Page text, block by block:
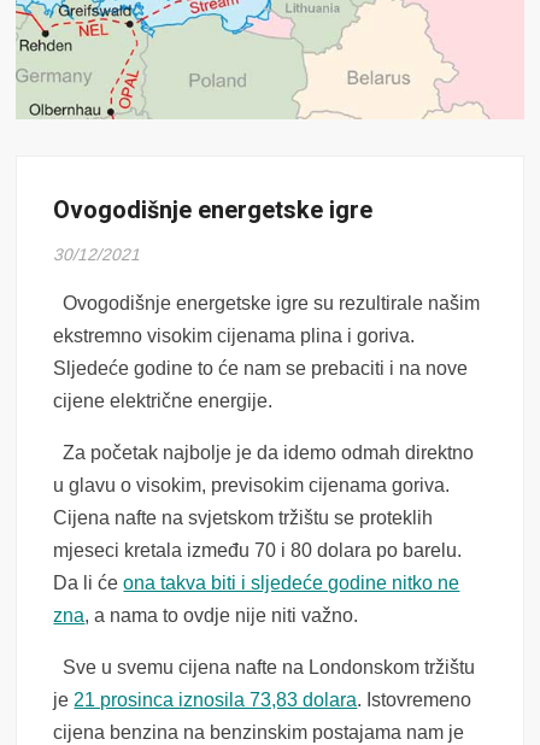
Ovogodišnje energetske igre
30/12/2021
Ovogodišnje energetske igre su rezultirale našim
ekstremno visokim cijenama plina i goriva.
Sljedeće godine to će nam se prebaciti i na nove
cijene električne energije.
Za početak najbolje je da idemo odmah direktno
u glavu o visokim, previsokim cijenama goriva.
Cijena nafte na svjetskom tržištu se proteklih
mjeseci kretala između 70 i 80 dolara po barelu.
Da li ćeona takva biti i sljedeće godine nitko ne
zna, a nama to ovdje nije niti važno.
Sve u svemu cijena nafte na Londonskom tržištu
je 21 prosinca iznosila 73,83 dolara. Istovremeno
cijena benzina na benzinskim postajama nam je